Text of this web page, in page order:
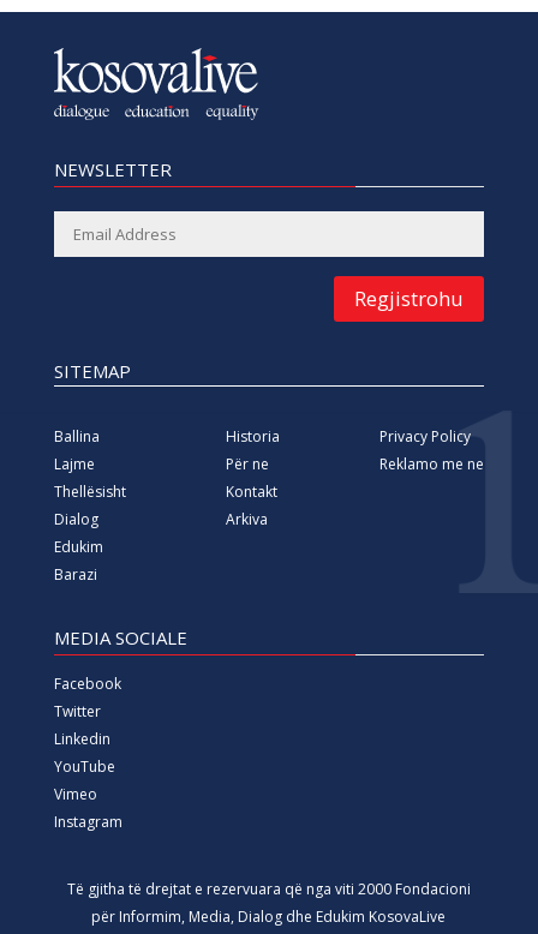
NEWSLETTER
Regjistrohu
SITEMAP
Ballina
Lajme
Thellësisht
Dialog
Edukim
Barazi
Historia
Për ne
Kontakt
Arkiva
Privacy Policy
Reklamo me ne
MEDIA SOCIALE
Facebook
Twitter
Linkedin
YouTube
Vimeo
Instagram
Të gjitha të drejtat e rezervuara që nga viti 2000 Fondacioni
për Informim, Media, Dialog dhe Edukim KosovaLive